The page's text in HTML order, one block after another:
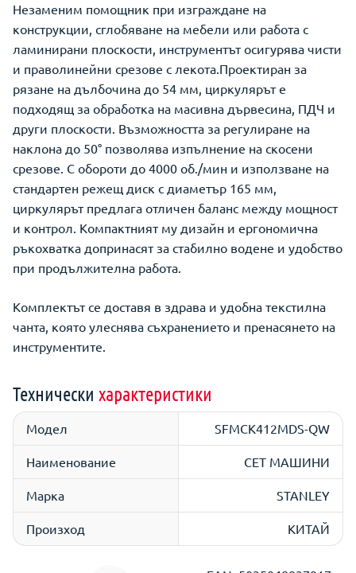
Незаменим помощник при изграждане на
конструкции, сглобяване на мебели или работа с
ламинирани плоскости, инструментът осигурява чисти
и праволинейни срезове с лекота.Проектиран за
рязане на дълбочина до 54 мм, циркулярът е
подходящ за обработка на масивна дървесина, ПДЧ и
други плоскости. Възможността за регулиране на
наклона до 50° позволява изпълнение на скосени
срезове. С обороти до 4000 об./мин и използване на
стандартен режещ диск с диаметър 165 мм,
циркулярът предлага отличен баланс между мощност
и контрол. Компактният му дизайн и ергономична
ръкохватка допринасят за стабилно водене и удобство
при продължителна работа.
Комплектът се доставя в здрава и удобна текстилна
чанта, която улеснява съхранението и пренасянето на
инструментите.
Технически характеристики
Модел SFMCK412MDS-QW
Наименование СЕТ МАШИНИ
Марка STANLEY
Произход КИТАЙ